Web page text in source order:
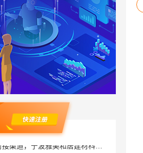
现代简约家庭装修免费设计整体落地-福建尚艺空间新材料科技有限公司